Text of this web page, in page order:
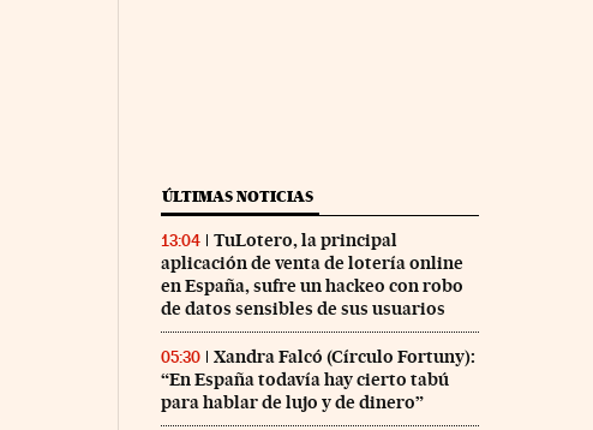
ÚLTIMAS NOTICIAS
13:04
TuLotero, la principal
aplicación de venta de lotería online
en España, sufre un hackeo con robo
de datos sensibles de sus usuarios
05:30
Xandra Falcó (Círculo Fortuny):
“En España todavía hay cierto tabú
para hablar de lujo y de dinero”